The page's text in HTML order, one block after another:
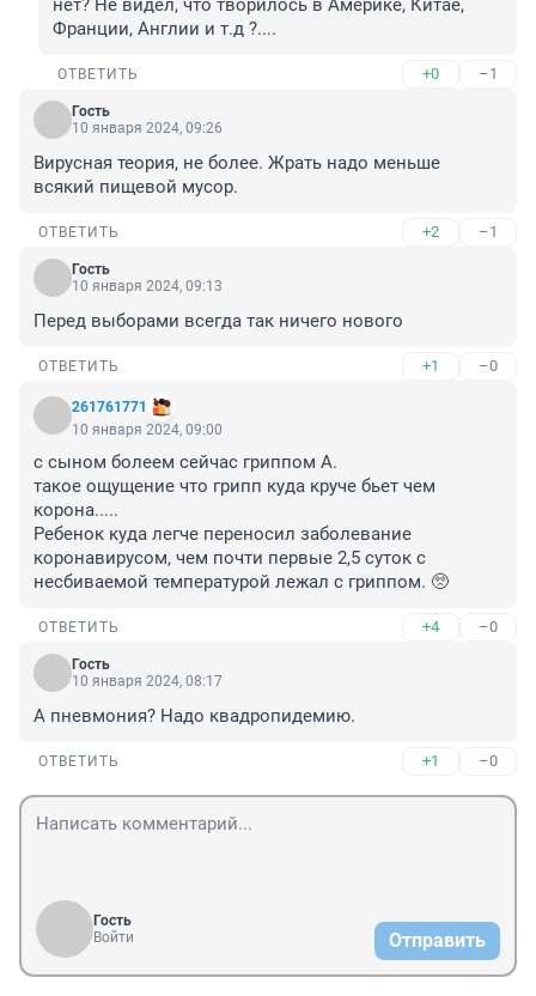
нет? Не видел, что творилось в Америке, Китае,
Франции, Англии и т.д ?....
ОТВЕТИТЬ +0 –1
Гость
10 января 2024, 09:26
Вирусная теория, не более. Жрать надо меньше
всякий пищевой мусор.
ОТВЕТИТЬ +2 –1
Гость
10 января 2024, 09:13
Перед выборами всегда так ничего нового
ОТВЕТИТЬ +1 –0
261761771
10 января 2024, 09:00
с сыном болеем сейчас гриппом А.
такое ощущение что грипп куда круче бьет чем
корона.....
Ребенок куда легче переносил заболевание
коронавирусом, чем почти первые 2,5 суток с
несбиваемой температурой лежал с гриппом. 🥺
ОТВЕТИТЬ +4 –0
Гость
10 января 2024, 08:17
А пневмония? Надо квадропидемию.
ОТВЕТИТЬ +1 –0
Гость
Войти
Отправить